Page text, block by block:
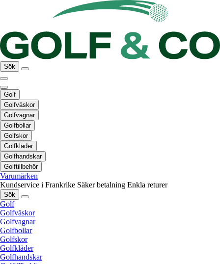
Sök
Golf
Golfväskor
Golfvagnar
Golfbollar
Golfskor
Golfkläder
Golfhandskar
Golftillbehör
Varumärken
Kundservice i Frankrike Säker betalning Enkla returer
Sök
Golf
Golfväskor
Golfvagnar
Golfbollar
Golfskor
Golfkläder
Golfhandskar